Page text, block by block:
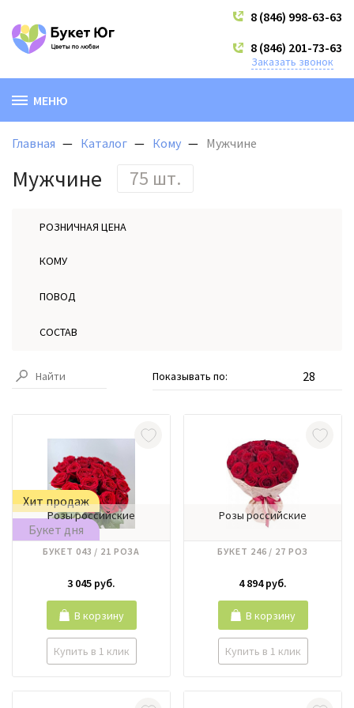
8 (846) 998-63-63
8 (846) 201-73-63
Заказать звонок
МЕНЮ
Главная Каталог Кому Мужчине
Мужчине 75 шт.
РОЗНИЧНАЯ ЦЕНА
КОМУ
ПОВОД
СОСТАВ
Показывать по:
Розы российские
Хит продаж
Букет дня
БУКЕТ 043 / 21 РОЗА
3 045 руб.
Купить в 1 клик
В корзину
Розы российские
БУКЕТ 246 / 27 РОЗ
4 894 руб.
Купить в 1 клик
В корзину